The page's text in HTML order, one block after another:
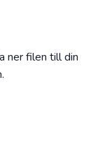
ner filen till din